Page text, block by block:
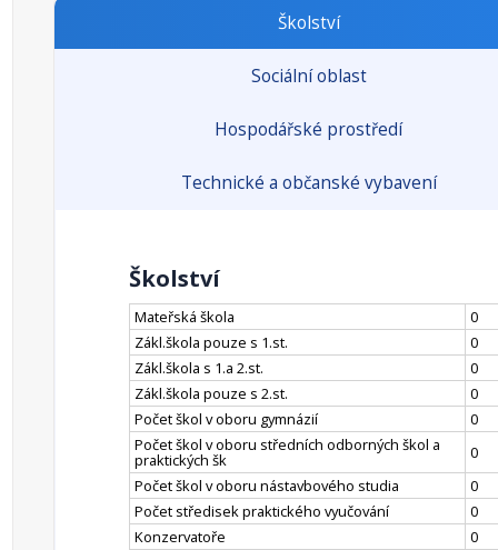
Školství
Sociální oblast
Hospodářské prostředí
Technické a občanské vybavení
Školství
Mateřská škola
0
Zákl.škola pouze s 1.st.
0
Zákl.škola s 1.a 2.st.
0
Zákl.škola pouze s 2.st.
0
Počet škol v oboru gymnázií
0
Počet škol v oboru středních odborných škol a
praktických šk
0
Počet škol v oboru nástavbového studia
0
Počet středisek praktického vyučování
0
Konzervatoře
0